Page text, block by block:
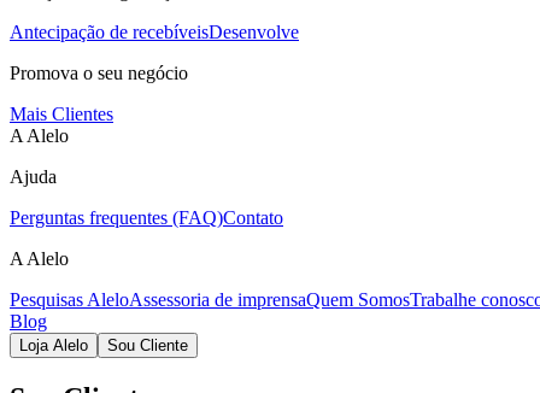
Antecipação de recebíveisDesenvolve
Promova o seu negócio
Mais Clientes
A Alelo
Ajuda
Perguntas frequentes (FAQ)Contato
A Alelo
Pesquisas AleloAssessoria de imprensaQuem SomosTrabalhe
Blog
Loja Alelo Sou Cliente